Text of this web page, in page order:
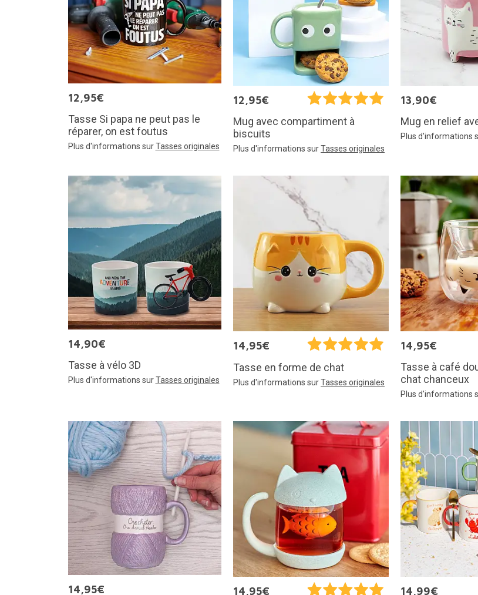
12,95€
Tasse Si papa ne peut pas le
réparer, on est foutus
Plus d'informations surTasses originales
12,95€
Mug avec compartiment à
biscuits
Plus d'informations surTasses originales
13,90€
Mug en relief
Plus d'informations
14,90€
Tasse à vélo 3D
Plus d'informations surTasses originales
14,95€
Tasse en forme de chat
Plus d'informations surTasses originales
14,95€
Tasse à café
chat chanceux
Plus d'informations
14,95€
14,95€
14,99€